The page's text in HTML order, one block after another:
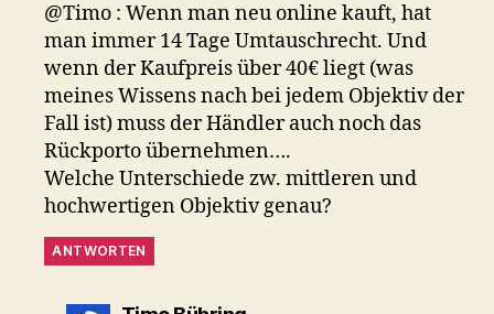
@Timo : Wenn man neu online kauft, hat
man immer 14 Tage Umtauschrecht. Und
wenn der Kaufpreis über 40€ liegt (was
meines Wissens nach bei jedem Objektiv der
Fall ist) muss der Händler auch noch das
Rückporto übernehmen….
Welche Unterschiede zw. mittleren und
hochwertigen Objektiv genau?
ANTWORTEN